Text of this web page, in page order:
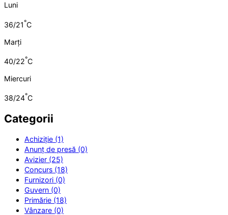
Luni
36/21°C
Marți
40/22°C
Miercuri
38/24°C
Categorii
Achiziție (1)
Anunț de presă (0)
Avizier (25)
Concurs (18)
Furnizori (0)
Guvern (0)
Primărie (18)
Vânzare (0)